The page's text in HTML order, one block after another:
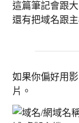
這篇筆記會跟
還有把域名跟
如果你偏好用
片。